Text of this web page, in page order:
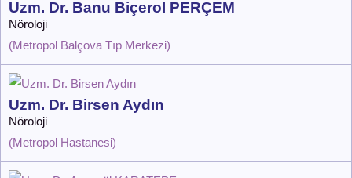
Uzm. Dr. Banu Biçerol PERÇEM
Nöroloji
(Metropol Balçova Tıp Merkezi)
Uzm. Dr. Birsen Aydın
Nöroloji
(Metropol Hastanesi)